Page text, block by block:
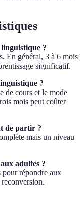
?
En général, 3 à 6 mois
significatif.
?
de cours et le mode
mois peut coûter
de partir ?
mais un niveau
adultes ?
pour répondre aux